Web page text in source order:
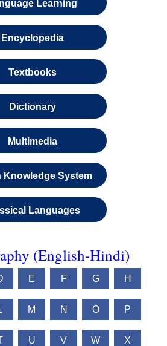
Learning
Encyclopedia
Textbooks
Dictionary
Multimedia
Knowledge System
Languages
(English-Hindi)
E F G H
M N O P
U V W X